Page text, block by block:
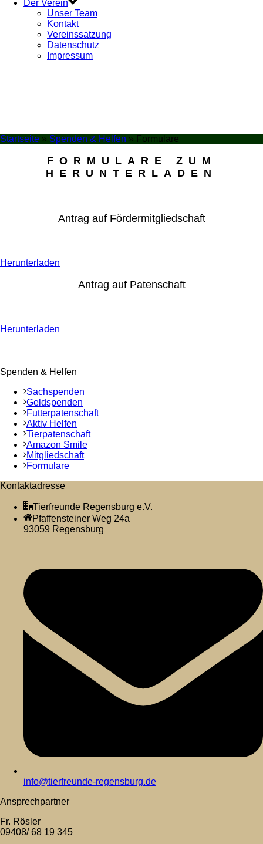
Der Verein
Unser Team
Kontakt
Vereinssatzung
Datenschutz
Impressum
Startseite » Spenden & Helfen » Formulare
FORMULARE ZUM
HERUNTERLADEN
Antrag auf Fördermitgliedschaft
Herunterladen
Antrag auf Patenschaft
Herunterladen
Spenden & Helfen
Sachspenden
Geldspenden
Futterpatenschaft
Aktiv Helfen
Tierpatenschaft
Amazon Smile
Mitgliedschaft
Formulare
Kontaktadresse
Tierfreunde Regensburg e.V.
Pfaffensteiner Weg 24a
93059 Regensburg
info@tierfreunde-regensburg.de
Ansprechpartner
Fr. Rösler
09408/ 68 19 345